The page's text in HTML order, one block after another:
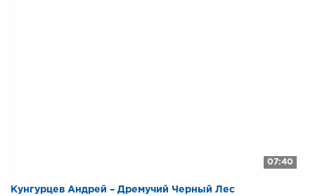
07:40
Кунгурцев Андрей – Дремучий Черный Лес